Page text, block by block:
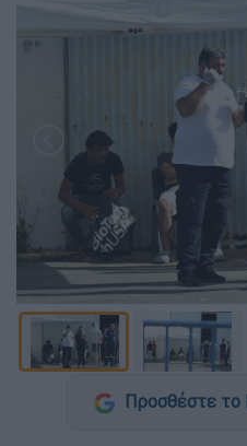
Προσθέστε